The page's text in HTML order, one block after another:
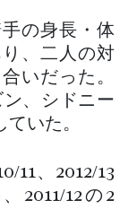
の身長・体
、二人の対
いだった。
ン、シドニー
いた。
11、2012/13
2011/12の2